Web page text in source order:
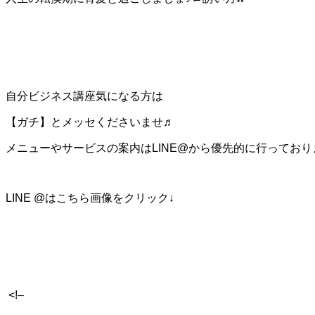
自分ビジネス講座気になる方は
【ガチ】とメッセくださいませ♬
メニューやサービスの案内はLINE@から優先的に行ってお
LINE @はこちら画像をクリック↓
<!–